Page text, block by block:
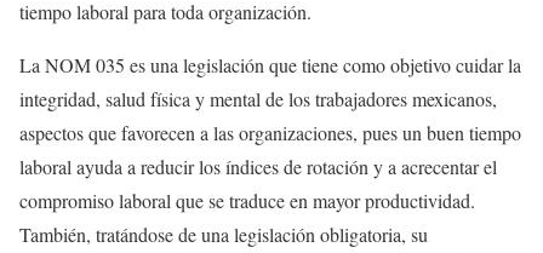
tiempo laboral para toda organización.
La NOM 035 es una legislación que tiene como objetivo cuidar la
integridad, salud física y mental de los trabajadores mexicanos,
aspectos que favorecen a las organizaciones, pues un buen tiempo
laboral ayuda a reducir los índices de rotación y a acrecentar el
compromiso laboral que se traduce en mayor productividad.
También, tratándose de una legislación obligatoria, su